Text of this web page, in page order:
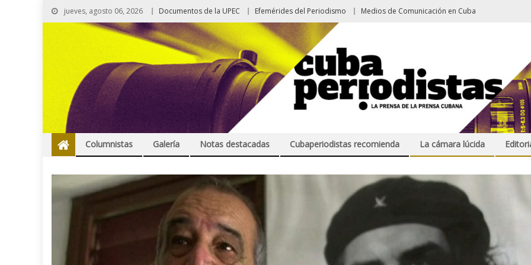
jueves, agosto 06, 2026 Documentos de la UPEC Efemérides del Periodismo Medios de Comunicación en Cuba
Columnistas Galería Notas destacadas Cubaperiodistas recomienda La cámara lúcida